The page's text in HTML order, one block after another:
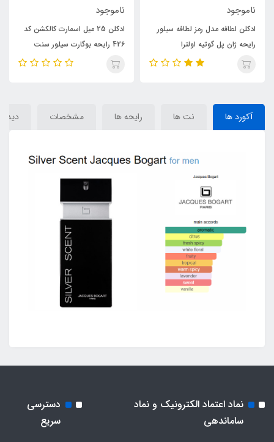
ناموجود
ادکلن لطافه مدل رمز لطافه سیلور
رایحه ژان پل گوتیه اولترا
میل(Ramz Silver) Jean Paul
ناموجود
ادکلن 25 میل اسمارت کالکشن کد
426 رایحه بوگارت سیلور سنت
Jacques Bogart Silver Scent(
آکورد ها نت ها رایحه ها مشخصات
نماد اعتماد الکترونیک و نماد
ساماندهی
دسترسی
سریع